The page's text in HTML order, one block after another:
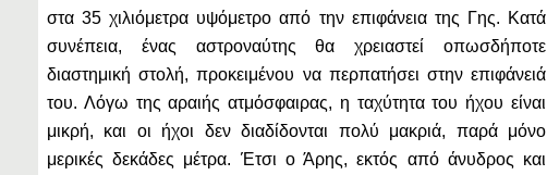
στα 35 χιλιόμετρα υψόμετρο από την επιφάνεια της Γης. Κατά
συνέπεια, ένας αστροναύτης θα χρειαστεί οπωσδήποτε
διαστημική στολή, προκειμένου να περπατήσει στην επιφάνειά
του. Λόγω της αραιής ατμόσφαιρας, η ταχύτητα του ήχου είναι
μικρή, και οι ήχοι δεν διαδίδονται πολύ μακριά, παρά μόνο
μερικές δεκάδες μέτρα. Έτσι ο Άρης, εκτός από άνυδρος και